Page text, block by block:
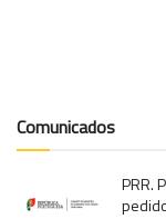
Comunicados
PRR.